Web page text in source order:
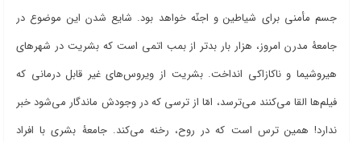
جسم مأمنی برای شیاطین و اجنّه خواهد بود. شایع شدن این موضوع در
جامعۀ مدرن امروز، هزار بار بدتر از بمب اتمی است که بشریت در شهرهای
هیروشیما و ناکازاکی انداخت. بشریت از ویروسهای غیر قابل درمانی که
فیلمها القا میکنند میترسد، امّا از ترسی که در وجودش ماندگار میشود خبر
ندارد! همین ترس است که در روح، رخنه میکند. جامعۀ بشری با افراد